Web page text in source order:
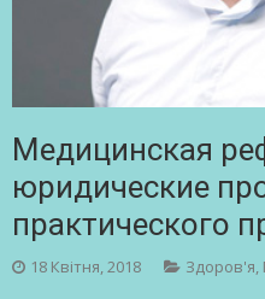
Медицинская
юридические
практического
18 Квітня, 2018 Здоров'я,